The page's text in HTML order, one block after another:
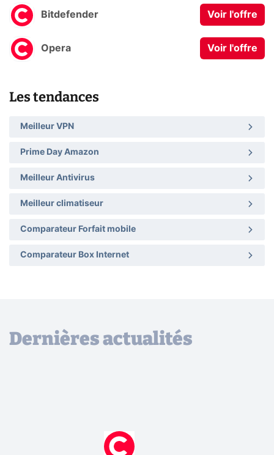
Bitdefender Voir l'offre
Opera Voir l'offre
Les tendances
Meilleur VPN
Prime Day Amazon
Meilleur Antivirus
Meilleur climatiseur
Comparateur Forfait mobile
Comparateur Box Internet
Dernières actualités